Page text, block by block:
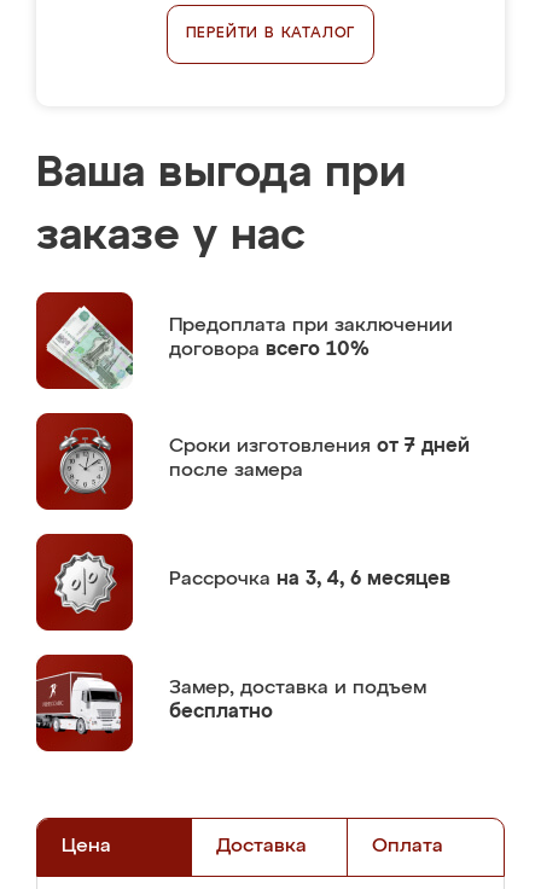
ПЕРЕЙТИ В КАТАЛОГ
Ваша выгода при
заказе у нас
Предоплата при заключении
договора всего 10%
Сроки изготовления от 7 дней
после замера
Рассрочка на 3, 4, 6 месяцев
Замер, доставка и подъем
бесплатно
Цена Доставка Оплата